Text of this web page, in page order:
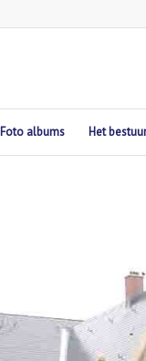
Foto albums Het